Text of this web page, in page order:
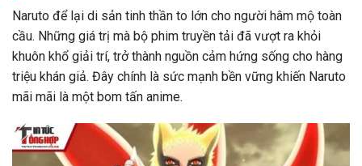
Naruto để lại di sản tinh thần to lớn cho người hâm mộ toàn
cầu. Những giá trị mà bộ phim truyền tải đã vượt ra khỏi
khuôn khổ giải trí, trở thành nguồn cảm hứng sống cho hàng
triệu khán giả. Đây chính là sức mạnh bền vững khiến Naruto
mãi mãi là một bom tấn anime.